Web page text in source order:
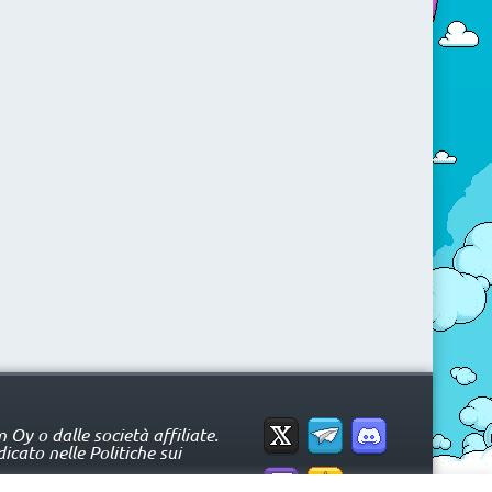
Oy o dalle società affiliate.
nelle Politiche sui